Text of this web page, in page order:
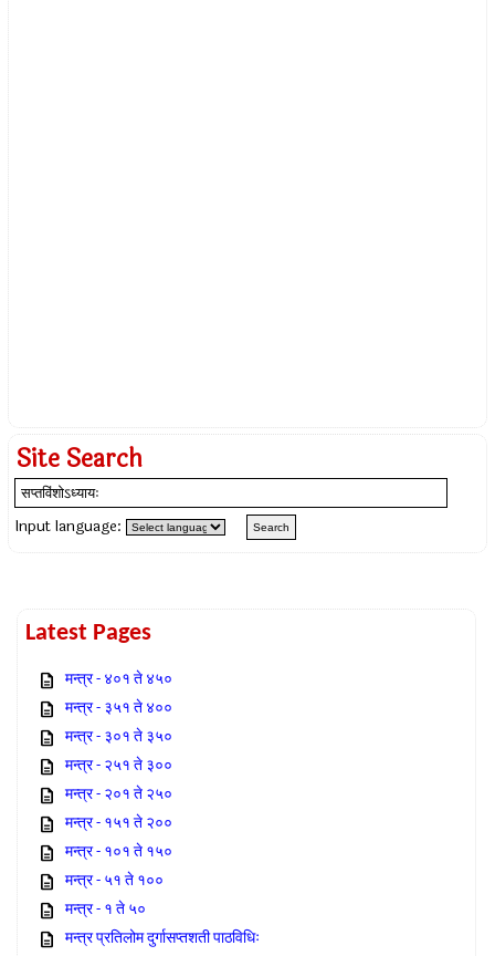
Site Search
Input language:
Latest Pages
मन्त्र - ४०१ ते ४५०
मन्त्र - ३५१ ते ४००
मन्त्र - ३०१ ते ३५०
मन्त्र - २५१ ते ३००
मन्त्र - २०१ ते २५०
मन्त्र - १५१ ते २००
मन्त्र - १०१ ते १५०
मन्त्र - ५१ ते १००
मन्त्र - १ ते ५०
मन्त्र प्रतिलोम दुर्गासप्तशती पाठविधिः